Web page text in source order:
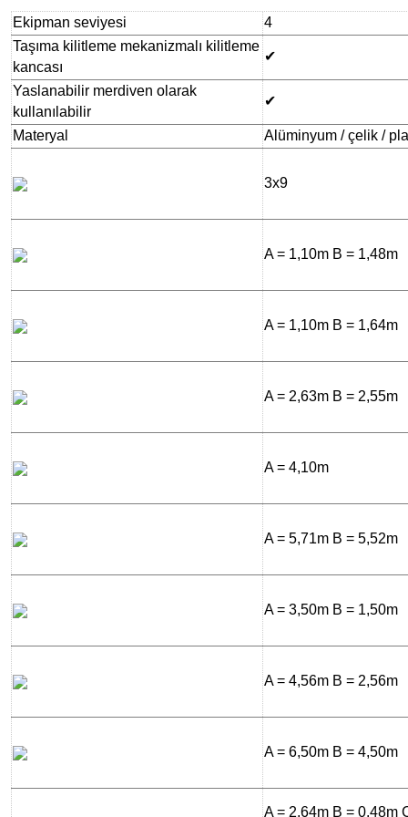
Ekipman seviyesi
4
Taşıma kilitleme mekanizmalı kilitleme
kancası
✔
Yaslanabilir merdiven olarak
kullanılabilir
✔
Materyal Alüminyum / çelik /
3x9
A = 1,10m B = 1,48m
A = 1,10m B = 1,64m
A = 2,63m B = 2,55m
A = 4,10m
A = 5,71m B = 5,52m
A = 3,50m B = 1,50m
A = 4,56m B = 2,56m
A = 6,50m B = 4,50m
A = 2,64m B = 0,48m